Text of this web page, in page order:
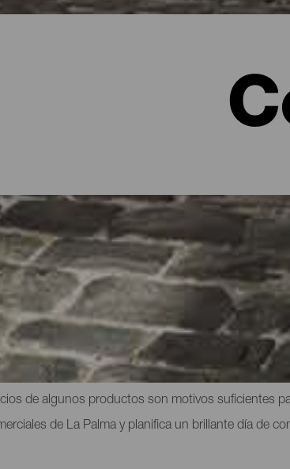
para ir de compras por La
Isla Bonita siempre deja un buen recuerdo, aunque
opción para pasar un relajante día descubriendo
coloridas fachadas, los mercadillos repletos de
de algunos productos son motivos suficientes
de La Palma y planifica un brillante día de